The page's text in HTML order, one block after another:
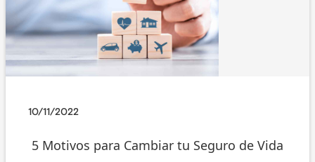
10/11/2022
5 Motivos para Cambiar tu Seguro de Vida